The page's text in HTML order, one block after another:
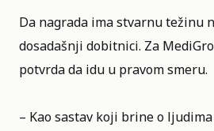
Da nagrada ima stvarnu težinu
dosadašnji dobitnici. Za
potvrda da idu u pravom smeru.
– Kao sastav koji brine o